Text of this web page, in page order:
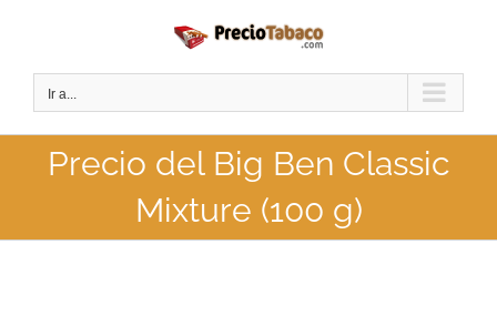
contenido
Ir a...
Precio del Big Ben Classic
Mixture (100 g)